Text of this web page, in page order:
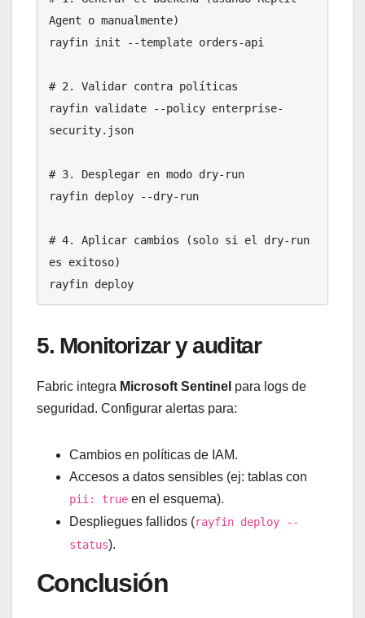
Agent o manualmente)
rayfin init --template orders-api
# 2. Validar contra políticas
rayfin validate --policy enterprise-
security.json
# 3. Desplegar en modo dry-run
rayfin deploy --dry-run
# 4. Aplicar cambios (solo si el dry-run
es exitoso)
rayfin deploy
5. Monitorizar y auditar
Fabric integra Microsoft Sentinel para logs de
seguridad. Configurar alertas para:
Cambios en políticas de IAM.
Accesos a datos sensibles (ej: tablas con
pii: true en el esquema).
Despliegues fallidos (rayfin deploy --
status).
Conclusión